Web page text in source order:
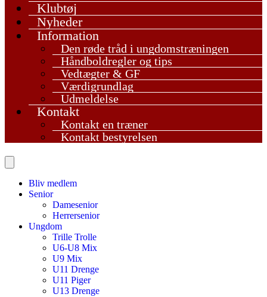
Klubtøj
Nyheder
Information
Den røde tråd i ungdomstræningen
Håndboldregler og tips
Vedtægter & GF
Værdigrundlag
Udmeldelse
Kontakt
Kontakt en træner
Kontakt bestyrelsen
Bliv medlem
Senior
Damesenior
Herrersenior
Ungdom
Trille Trolle
U6-U8 Mix
U9 Mix
U11 Drenge
U11 Piger
U13 Drenge